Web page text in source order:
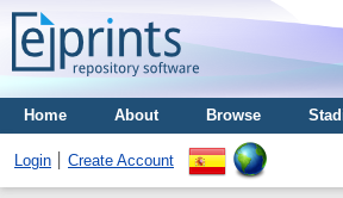
Home About Browse
Login Create Account